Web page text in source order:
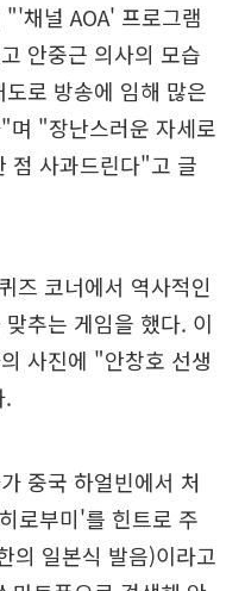
채널 AOA' 프로그램
안중근 의사의 모습
로 방송에 임해 많은
며 "장난스러운 자세로
점 사과드린다"고 글
즈 코너에서 역사적인
추는 게임을 했다. 이
사진에 "안창호 선생
.
중국 하얼빈에서 처
로부미'를 힌트로 주
의 일본식 발음)이라고